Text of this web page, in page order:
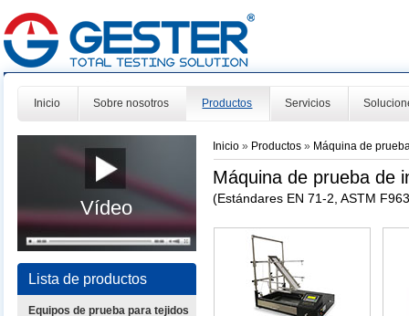
Inicio Sobre nosotros Productos Servicios
Vídeo
Lista de productos
Equipos de prueba para tejidos
Inicio » Productos» Máquina de
Máquina de prueba de
(Estándares EN 71-2, ASTM